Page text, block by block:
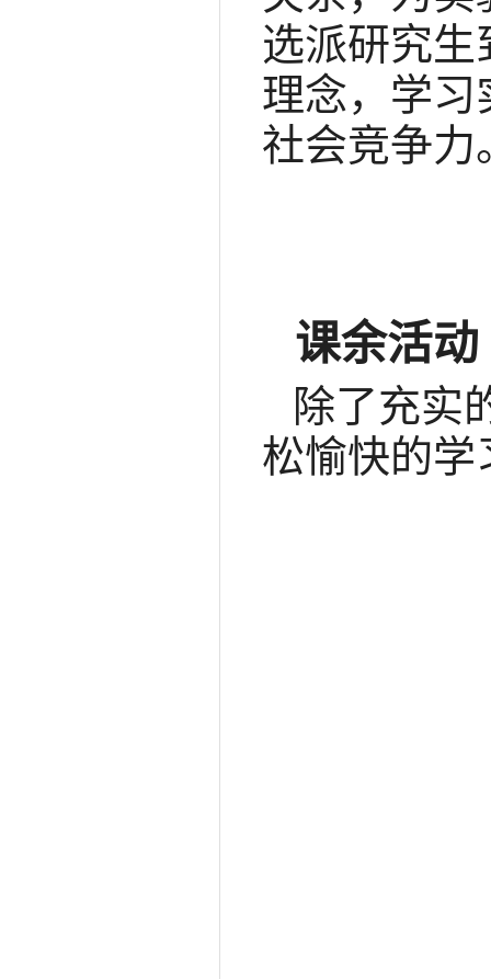
选派研究
理念，学习
社会竞争力
课余活动
除了充实
松愉快的学